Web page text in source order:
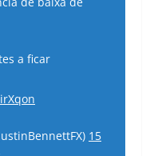
a ficar
15